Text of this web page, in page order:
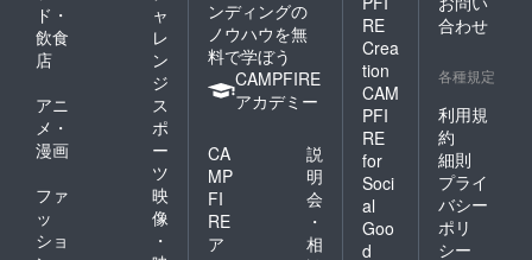
ド・
飲食
店
ャ
レ
ン
ジ
アニ
メ・
漫画
ス
ポ
ー
ツ
ファ
ッ
ショ
映
像
・
ンディングの
ノウハウを無
料で学ぼう
CAMPFIRE
アカデミー
CA
MP
FI
RE
ア
説
明
会
・
相
RE
Crea
tion
CAM
PFI
RE
for
Soci
al
Goo
d
合わせ
各種規定
利用規
約
細則
プライ
バシー
ポリ
シー